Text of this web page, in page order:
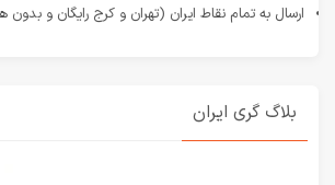
ارسال به تمام نقاط ایران (تهران و کرج رایگان و بدون
بلاگ گری ایران